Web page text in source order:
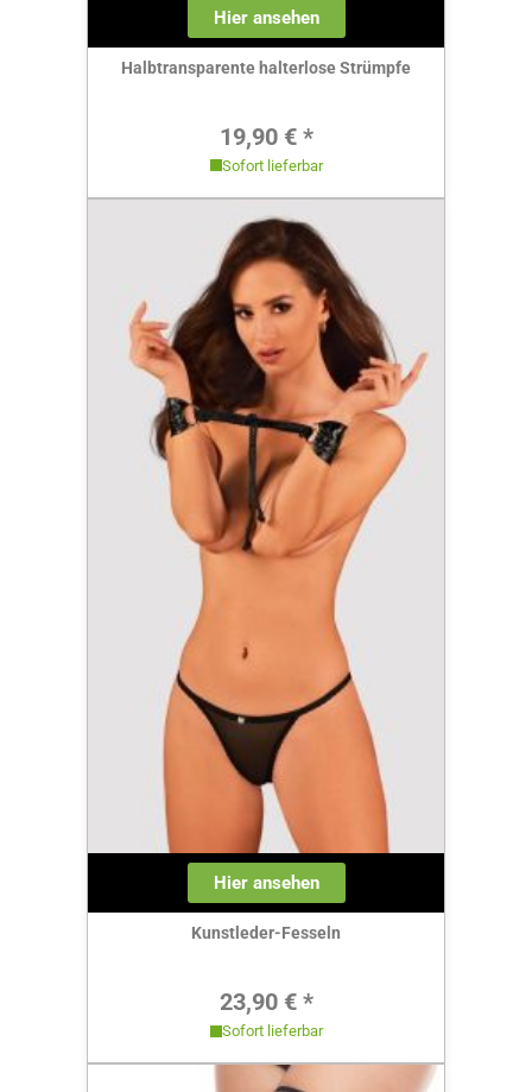
Hier ansehen
Halbtransparente halterlose Strümpfe
Regulärer Preis:
19,90 € *
Sofort lieferbar
Hier ansehen
Kunstleder-Fesseln
Regulärer Preis:
23,90 € *
Sofort lieferbar